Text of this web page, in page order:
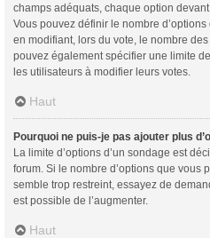
champs adéquats, chaque option
Vous pouvez définir le nombre
en modifiant, lors du vote, le nombre
pouvez également spécifier une limite
les utilisateurs à modifier leurs votes.
Haut
Pourquoi ne puis-je pas ajouter plus
La limite d’options d’un sondage est
forum. Si le nombre d’options que vous
semble trop restreint, essayez de
est possible de l’augmenter.
Haut